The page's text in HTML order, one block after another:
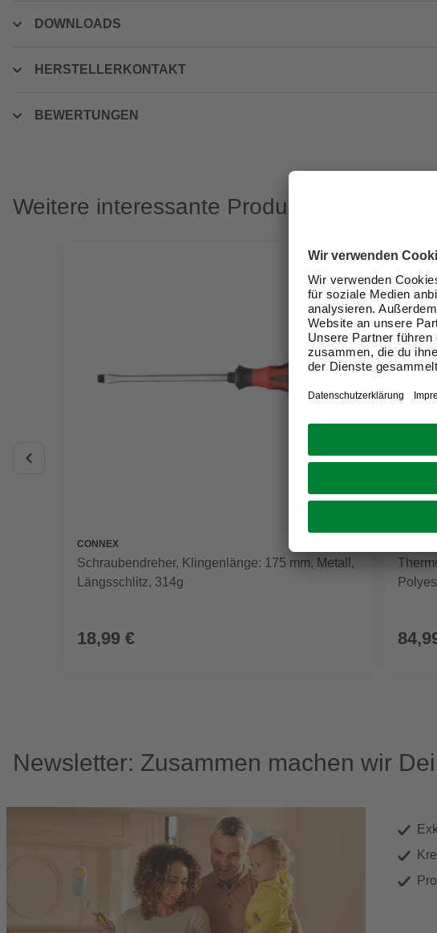
DOWNLOADS
HERSTELLERKONTAKT
BEWERTUNGEN
Weitere interessante Produkte
CONNEX
Schraubendreher, Klingenlänge: 175 mm, Metall,
Längsschlitz, 314g
18,99 €
Newsletter: Zusammen machen wir